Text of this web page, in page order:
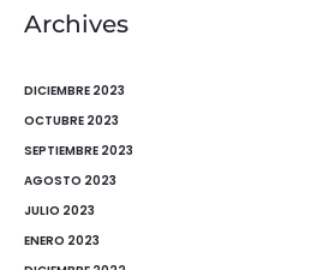
Archives
DICIEMBRE 2023
OCTUBRE 2023
SEPTIEMBRE 2023
AGOSTO 2023
JULIO 2023
ENERO 2023